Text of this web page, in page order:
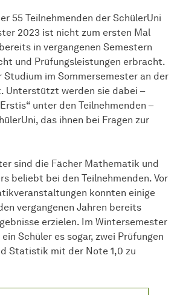
55 Teilnehmenden der SchülerUni
2023 ist nicht zum ersten Mal
in vergangenen Semestern
und Prüfungsleistungen erbracht.
Studium im Sommersemester an der
Unterstützt werden sie dabei –
unter den Teilnehmenden –
das ihnen bei Fragen zur
sind die Fächer Mathematik und
beliebt bei den Teilnehmenden. Vor
konnten einige
vergangenen Jahren bereits
erzielen. Im Wintersemester
Schüler es sogar, zwei Prüfungen
Statistik mit der Note 1,0 zu